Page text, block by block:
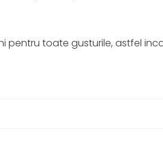
toate gusturile, astfel